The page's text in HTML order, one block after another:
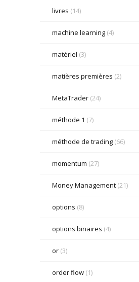
livres (14)
machine learning(4)
matériel (3)
matières premières (2)
MetaTrader(24)
méthode 1 (7)
méthode de trading(66)
momentum (27)
Money Management(21)
options (8)
options binaires (4)
or(3)
order flow(1)